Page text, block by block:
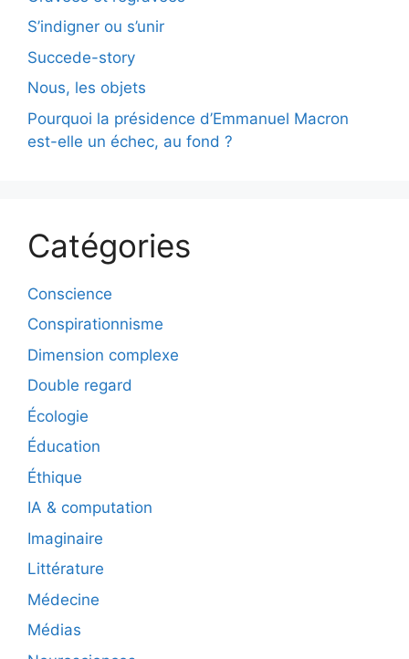
S’indigner ou s’unir
Succede-story
Nous, les objets
Pourquoi la présidence d’Emmanuel Macron
est-elle un échec, au fond ?
Catégories
Conscience
Conspirationnisme
Dimension complexe
Double regard
Écologie
Éducation
Éthique
IA & computation
Imaginaire
Littérature
Médecine
Médias